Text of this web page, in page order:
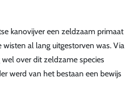
kanovijver een zeldzaam primaat
al lang uitgestorven was. Via
over dit zeldzame species
werd van het bestaan een bewijs